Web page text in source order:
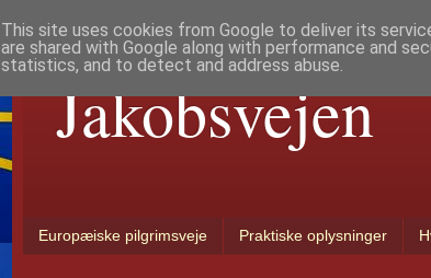
Jakobsvejen
Europæiske pilgrimsveje Praktiske oplysninger
This site uses cookies from Google to deliver its
are shared with Google along with performance and
statistics, and to detect and address abuse.